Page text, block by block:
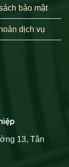
bảo mật
dịch vụ
13, Tân